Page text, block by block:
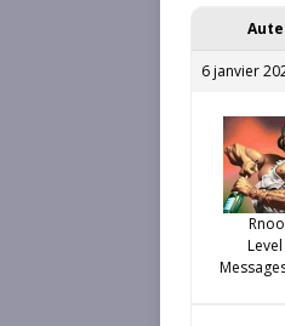
6 janvier